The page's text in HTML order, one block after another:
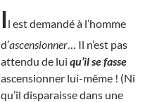
Il est demandé à l’homme
d’ascensionner … Il n’est pas
attendu de lui qu’il se fasse
ascensionner lui-même ! (Ni
qu’il disparaisse dans une